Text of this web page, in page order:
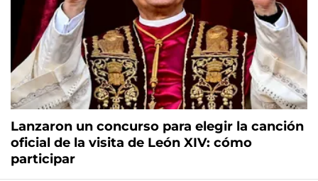
Lanzaron un concurso para elegir la canción
oficial de la visita de León XIV: cómo
participar